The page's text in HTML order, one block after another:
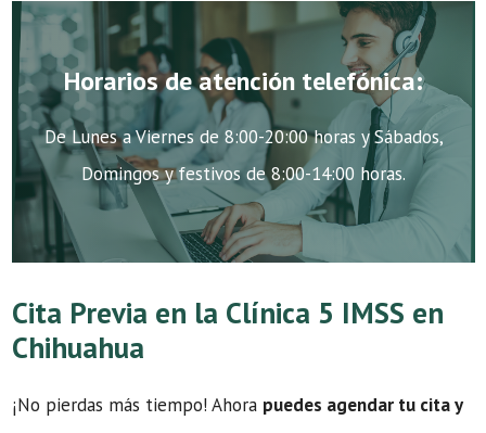
Horarios de atención telefónica:
De Lunes a Viernes de 8:00-20:00 horas y Sábados,
Domingos y festivos de 8:00-14:00 horas.
Cita Previa en la Clínica 5 IMSS en
Chihuahua
¡No pierdas más tiempo! Ahora puedes agendar tu cita y